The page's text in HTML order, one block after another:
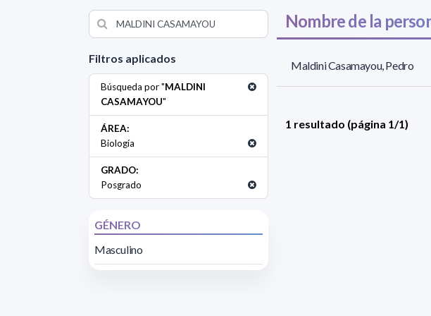
Filtros aplicados
Búsqueda por "MALDINI
CASAMAYOU"
ÁREA:
Biología
GRADO:
Posgrado
GÉNERO
Masculino
Nombre de la
Maldini Casamayou, Pedro
1 resultado (página 1/1)